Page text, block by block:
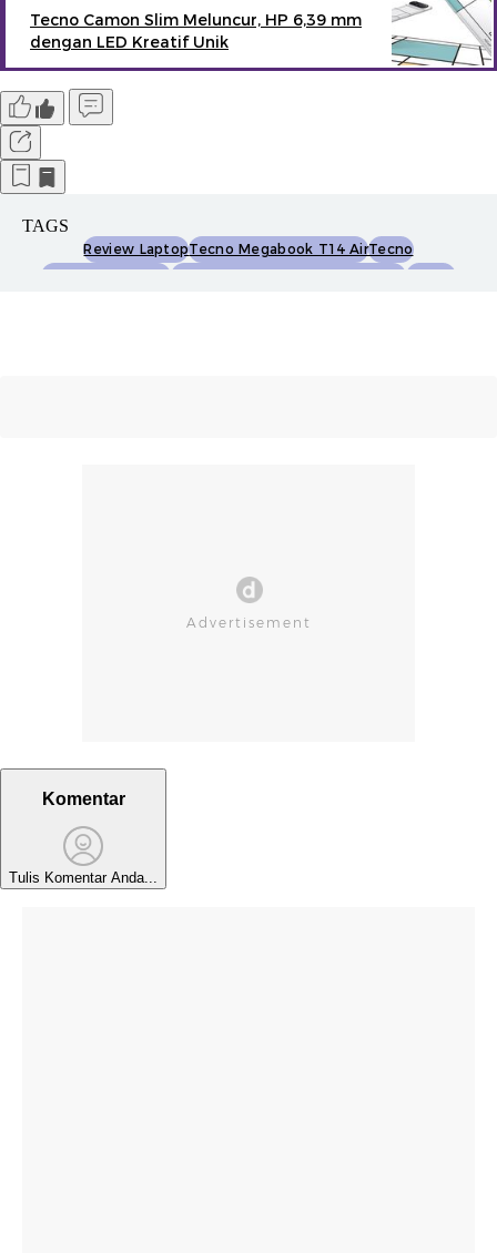
Tecno Camon Slim Meluncur, HP 6,39 mm
dengan LED Kreatif Unik
TAGS
Review LaptopTecno Megabook T14 AirTecno
Komentar
Tulis Komentar Anda...